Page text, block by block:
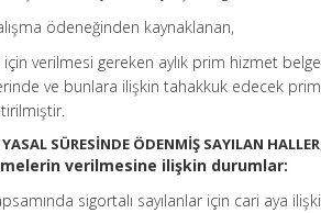
ödeneğinden kaynaklanan,
verilmesi gereken aylık prim hizmet
ve bunlara ilişkin tahakkuk edecek
SÜRESİNDE ÖDENMİŞ SAYILAN
verilmesine ilişkin durumlar:
sigortalı sayılanlar için cari aya